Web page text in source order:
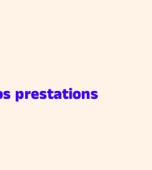
prestations